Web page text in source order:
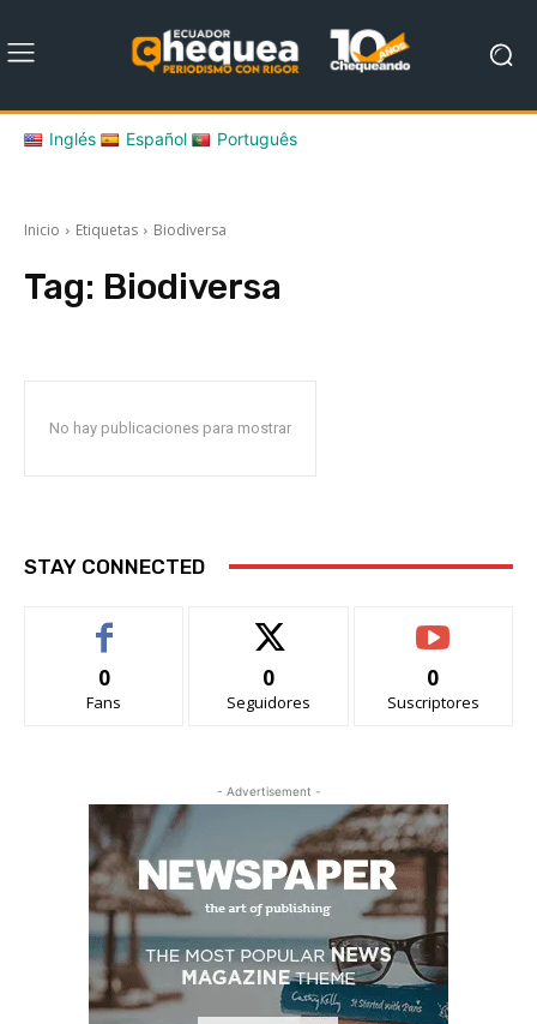
Inglés Español Português
Inicio Etiquetas Biodiversa
Tag: Biodiversa
No hay publicaciones para mostrar
STAY CONNECTED
0
Fans
0
Seguidores
0
Suscriptores
- Advertisement -